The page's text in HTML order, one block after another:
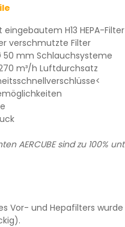
H13 HEPA-
verschmutzte Filter
mm Schlauchsysteme
m³/h Luftdurchsatz
AERCUBE sind zu 100%
Vor- und Hepafilters